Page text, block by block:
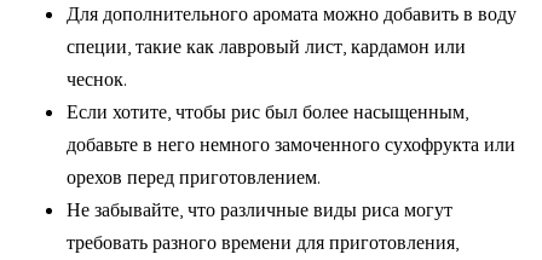
Для дополнительного аромата можно добавить в воду
специи, такие как лавровый лист, кардамон или
чеснок.
Если хотите, чтобы рис был более насыщенным,
добавьте в него немного замоченного сухофрукта или
орехов перед приготовлением.
Не забывайте, что различные виды риса могут
требовать разного времени для приготовления,